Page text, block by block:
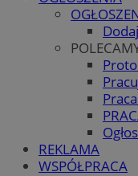
REKLAMA
WSPÓŁPRACA